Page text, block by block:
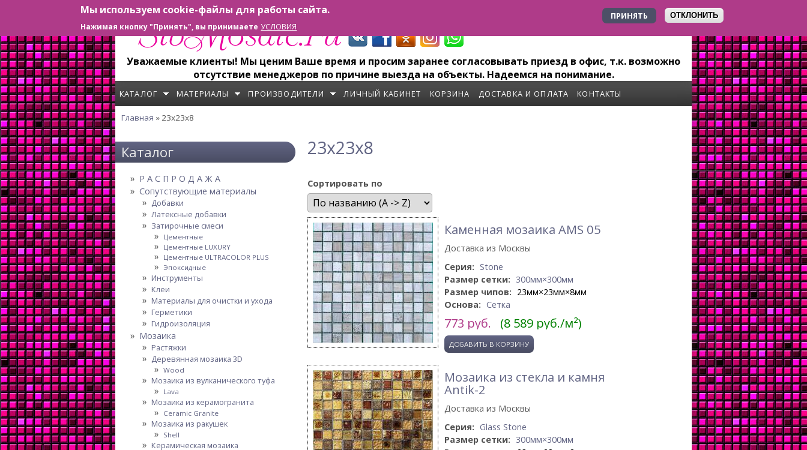
Мы используем cookie-файлы для работы сайта.
Нажимая кнопку "Принять", вы принимаете УСЛОВИЯ
ПРИНЯТЬ ОТКЛОНИТЬ
Перейти к основному содержанию +7 923 179-6-279
Уважаемые клиенты! Мы ценим Ваше время и просим заранее согласовывать приезд в офис, т.к. возможно
отсутствие менеджеров по причине выезда на объекты. Надеемся на понимание.
КАТАЛОГ МАТЕРИАЛЫ ПРОИЗВОДИТЕЛИ ЛИЧНЫЙ КАБИНЕТ КОРЗИНА ДОСТАВКА И ОПЛАТА КОНТАКТЫ
Главная » 23x23x8
23x23x8
Сортировать по
Каменная мозаика AMS 05
Доставка из Москвы
Серия: Stone
Размер сетки: 300мм×300мм
Размер чипов: 23мм×23мм×8мм
Основа: Сетка
773 руб. (8 589 руб./м²)
Мозаика из стекла и камня
Antik-2
Доставка из Москвы
Серия: Glass Stone
Размер сетки: 300мм×300мм
Каталог
Р А С П Р О Д А Ж А
Сопутствующие материалы
Добавки
Латексные добавки
Затирочные смеси
Цементные
Цементные LUXURY
Цементные ULTRACOLOR PLUS
Эпоксидные
Инструменты
Клеи
Материалы для очистки и ухода
Герметики
Гидроизоляция
Мозаика
Растяжки
Деревянная мозаика 3D
Wood
Мозаика из вулканического туфа
Lava
Мозаика из керамогранита
Ceramic Granite
Мозаика из ракушек
Shell
Керамическая мозаика